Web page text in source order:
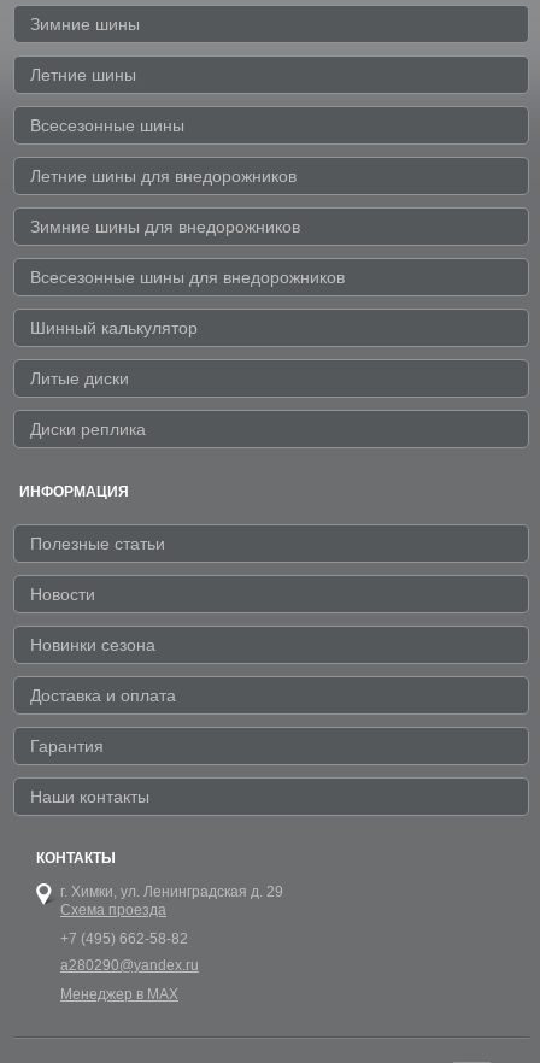
Зимние шины
Летние шины
Всесезонные шины
Летние шины для внедорожников
Зимние шины для внедорожников
Всесезонные шины для внедорожников
Шинный калькулятор
Литые диски
Диски реплика
ИНФОРМАЦИЯ
Полезные статьи
Новости
Новинки сезона
Доставка и оплата
Гарантия
Наши контакты
КОНТАКТЫ
г. Химки, ул. Ленинградская д. 29
Схема проезда
+7 (495) 662-58-82
a280290@yandex.ru
Менеджер в MAX